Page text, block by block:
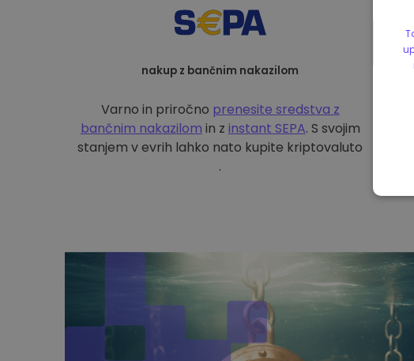
nakup z bančnim nakazilom
Varno in priročno prenesite sredstva z
bančnim nakazilom in z instant SEPA. S svojim
stanjem v evrih lahko nato kupite kriptovaluto
.